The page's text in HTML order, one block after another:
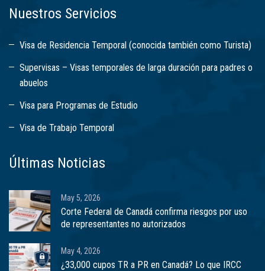
Nuestros Servicios
Visa de Residencia Temporal (conocida también como Turista)
Supervisas – Visas temporales de larga duración para padres o
abuelos
Visa para Programas de Estudio
Visa de Trabajo Temporal
Últimas Noticias
May 5, 2026
Corte Federal de Canadá confirma riesgos por uso
de representantes no autorizados
May 4, 2026
¿33,000 cupos TR a PR en Canadá? Lo que IRCC